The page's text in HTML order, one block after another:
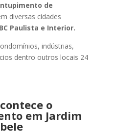
de
diversas cidades
Paulista e Interior.
indústrias,
dentro outros locais 24
o
em Jardim